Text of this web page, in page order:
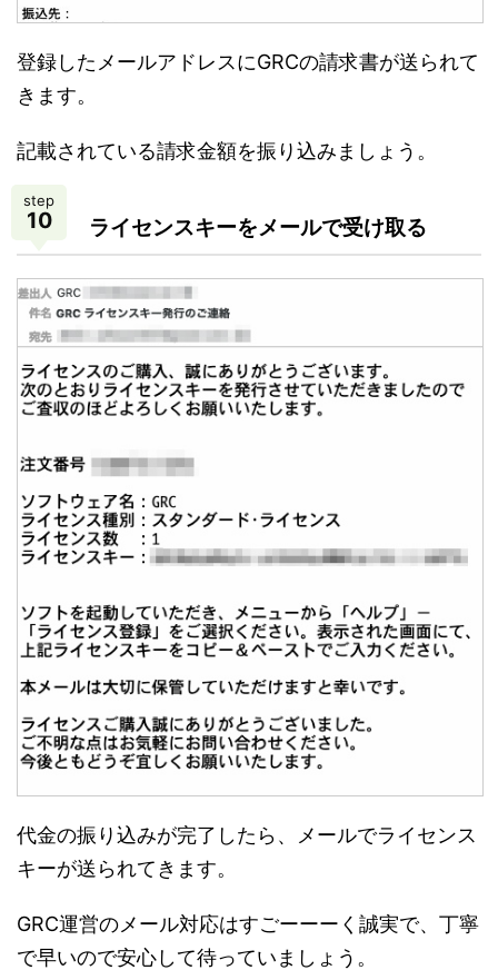
登録したメールアドレスにGRCの請求書が送られて
きます。
記載されている請求金額を振り込みましょう。
step
10 ライセンスキーをメールで受け取る
代金の振り込みが完了したら、メールでライセンス
キーが送られてきます。
GRC運営のメール対応はすごーーーく誠実で、丁寧
で早いので安心して待っていましょう。